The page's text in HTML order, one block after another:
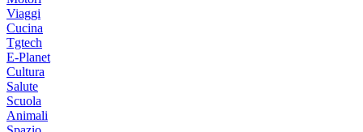
Viaggi
Cucina
Tgtech
E-Planet
Cultura
Salute
Scuola
Animali